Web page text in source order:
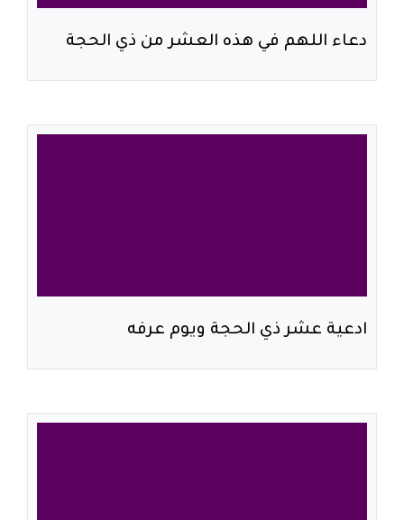
دعاء اللهم في هذه العشر من ذي الحجة
ادعية عشر ذي الحجة ويوم عرفه